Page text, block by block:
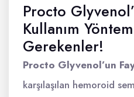
Procto
Kullanım
Gerekenler!
Procto Glyvenol’un
karşılaşılan hemoroid